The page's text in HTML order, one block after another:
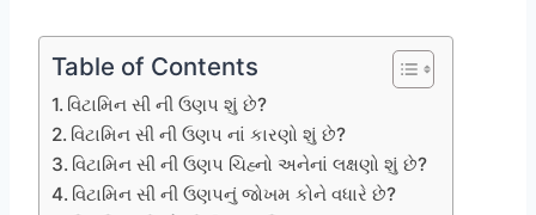
Table of Contents
વિટામિન સી ની ઉણપ શું છે?
વિટામિન સી ની ઉણપ નાં કારણો શું છે?
વિટામિન સી ની ઉણપ ચિહ્નો અનેનાં લક્ષણો શું છે?
વિટામિન સી ની ઉણપનું જોખમ કોને વધારે છે?